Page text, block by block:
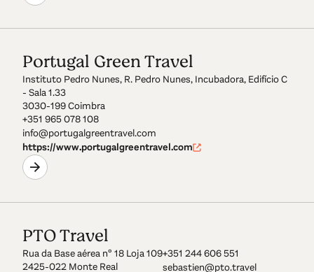
Portugal Green Travel
Instituto Pedro Nunes, R. Pedro Nunes, Incubadora, Edifício C
- Sala 1.33
3030-199 Coimbra
+351 965 078 108
info@portugalgreentravel.com
https://www.portugalgreentravel.com
PTO Travel
Rua da Base aérea nº 18 Loja 109
2425-022 Monte Real
+351 244 606 551
sebastien@pto.travel